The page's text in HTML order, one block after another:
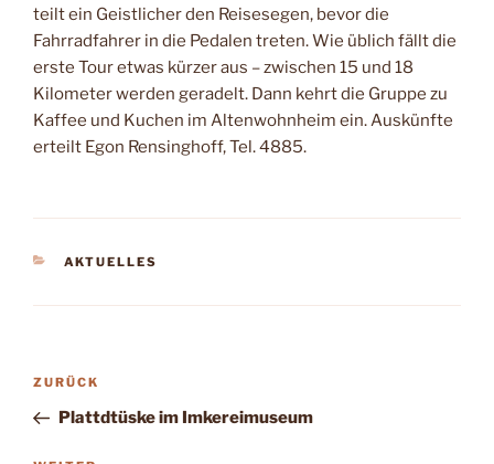
teilt ein Geistlicher den Reisesegen, bevor die
Fahrradfahrer in die Pe­dalen treten. Wie üblich fällt die
erste Tour etwas kürzer aus – zwischen 15 und 18
Kilometer wer­den geradelt. Dann kehrt die Gruppe zu
Kaffee und Kuchen im Alten­wohnheim ein. Aus­künfte
erteilt Egon Rensinghoff, Tel. 4885.
KATEGORIEN
AKTUELLES
Beitragsnavigation
Vorheriger
Beitrag
ZURÜCK
Plattdtüske im Imkereimuseum